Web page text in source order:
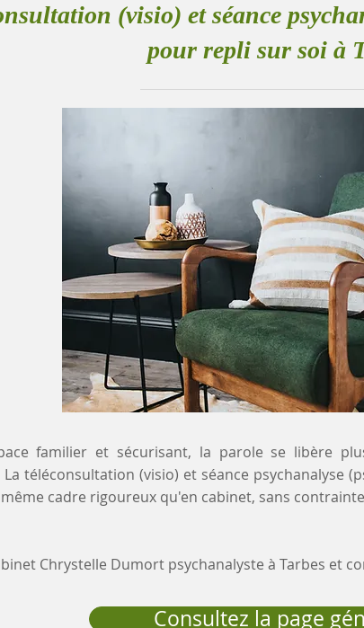
(visio) et séance
pour repli sur soi à
familier et sécurisant, la parole se libère
téléconsultation (visio) et séance psychanalyse
cadre rigoureux qu'en cabinet, sans
Chrystelle Dumort psychanalyste à Tarbes et
Consultez la page